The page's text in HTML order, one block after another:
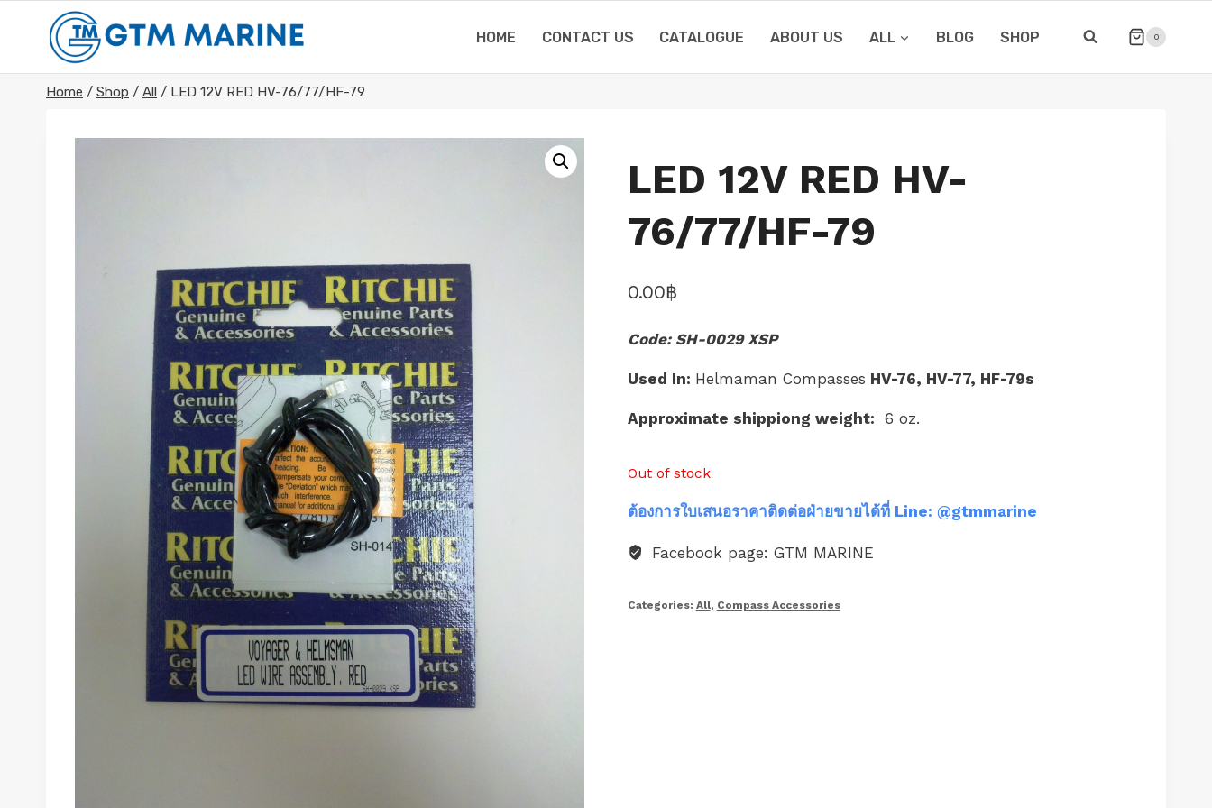
content
HOME CONTACT US CATALOGUE ABOUT US ALL BLOG SHOP 0
Home / Shop / All / LED 12V RED HV-76/77/HF-79
LED 12V RED HV-
76/77/HF-79
0.00฿
Code: SH-0029 XSP
Used In: Helmaman Compasses HV-76, HV-77, HF-79s
Approximate shippiong weight: 6 oz.
Out of stock
ต้องการใบเสนอราคาติดต่อฝ่ายขายได้ที่ Line: @gtmmarine
Facebook page: GTM MARINE
Categories: All, Compass Accessories